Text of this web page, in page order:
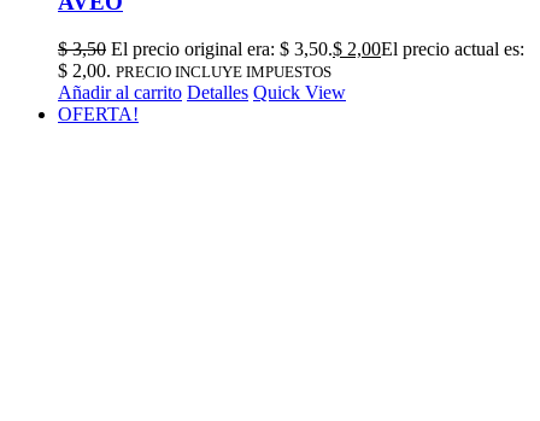
$3,50 El precio original era: $ 3,50.$ 2,00El precio actual es:
$ 2,00. PRECIO INCLUYE IMPUESTOS
Añadir al carrito Detalles Quick View
OFERTA!